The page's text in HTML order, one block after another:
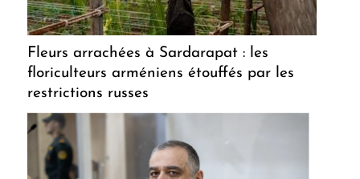
Fleurs arrachées à Sardarapat : les
floriculteurs arméniens étouffés par les
restrictions russes